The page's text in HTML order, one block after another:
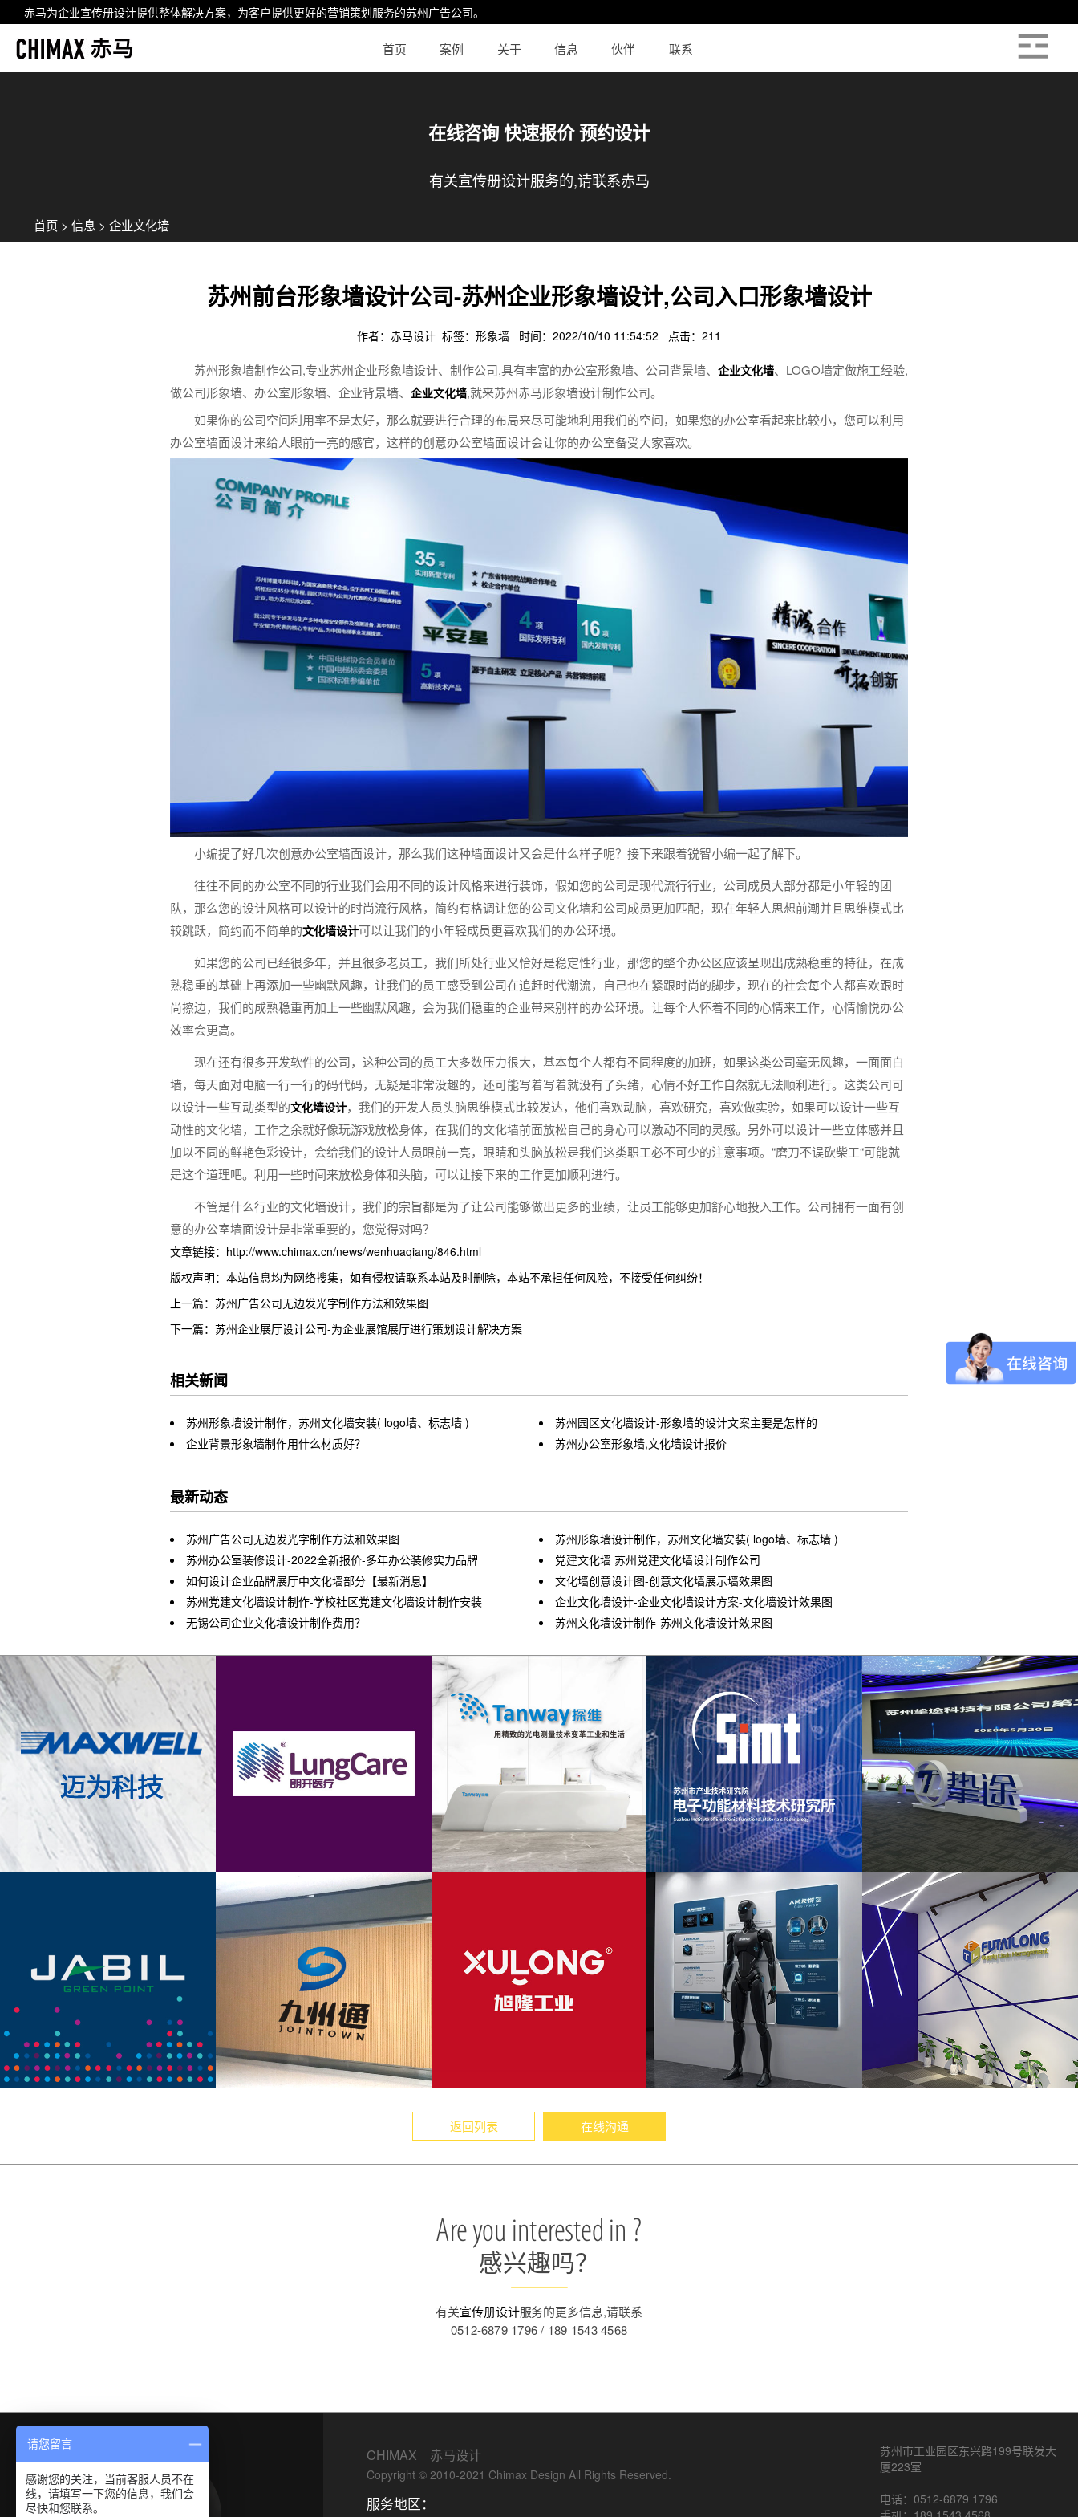
赤马为企业宣传册设计提供整体解决方案，为客户提供更好的营销策划服务的苏州广告公司。
首页 案例 关于 信息 伙伴 联系
在线咨询 快速报价 预约设计
有关宣传册设计服务的,请联系赤马
首页 > 信息 > 企业文化墙
苏州前台形象墙设计公司-苏州企业形象墙设计,公司入口形象墙设计
作者：赤马设计 标签： 形象墙 时间：2022/10/10 11:54:52 点击： 211
苏州形象墙制作公司,专业苏州企业形象墙设计、制作公司,具有丰富的办公室形象墙、公司背景墙、 企业文化墙、LOGO墙定做施工经验,
做公司形象墙、办公室形象墙、企业背景墙、 企业文化墙,就来苏州赤马形象墙设计制作公司。
如果你的公司空间利用率不是太好，那么就要进行合理的布局来尽可能地利用我们的空间，如果您的办公室看起来比较小，您可以利用
办公室墙面设计来给人眼前一亮的感官，这样的创意办公室墙面设计会让你的办公室备受大家喜欢。
小编提了好几次创意办公室墙面设计，那么我们这种墙面设计又会是什么样子呢？接下来跟着锐智小编一起了解下。
往往不同的办公室不同的行业我们会用不同的设计风格来进行装饰，假如您的公司是现代流行行业，公司成员大部分都是小年轻的团
队，那么您的设计风格可以设计的时尚流行风格，简约有格调让您的公司文化墙和公司成员更加匹配，现在年轻人思想前潮并且思维模式比
较跳跃，简约而不简单的文化墙设计可以让我们的小年轻成员更喜欢我们的办公环境。
如果您的公司已经很多年，并且很多老员工，我们所处行业又恰好是稳定性行业，那您的整个办公区应该呈现出成熟稳重的特征，在成
熟稳重的基础上再添加一些幽默风趣，让我们的员工感受到公司在追赶时代潮流，自己也在紧跟时尚的脚步，现在的社会每个人都喜欢跟时
尚擦边，我们的成熟稳重再加上一些幽默风趣，会为我们稳重的企业带来别样的办公环境。让每个人怀着不同的心情来工作，心情愉悦办公
效率会更高。
现在还有很多开发软件的公司，这种公司的员工大多数压力很大，基本每个人都有不同程度的加班，如果这类公司毫无风趣，一面面白
墙，每天面对电脑一行一行的码代码，无疑是非常没趣的，还可能写着写着就没有了头绪，心情不好工作自然就无法顺利进行。这类公司可
以设计一些互动类型的文化墙设计，我们的开发人员头脑思维模式比较发达，他们喜欢动脑，喜欢研究，喜欢做实验，如果可以设计一些互
动性的文化墙，工作之余就好像玩游戏放松身体，在我们的文化墙前面放松自己的身心可以激动不同的灵感。另外可以设计一些立体感并且
加以不同的鲜艳色彩设计，会给我们的设计人员眼前一亮，眼睛和头脑放松是我们这类职工必不可少的注意事项。“磨刀不误砍柴工“可能就
是这个道理吧。利用一些时间来放松身体和头脑，可以让接下来的工作更加顺利进行。
不管是什么行业的文化墙设计，我们的宗旨都是为了让公司能够做出更多的业绩，让员工能够更加舒心地投入工作。公司拥有一面有创
意的办公室墙面设计是非常重要的，您觉得对吗？
文章链接：http://www.chimax.cn/news/wenhuaqiang/846.html
版权声明：本站信息均为网络搜集，如有侵权请联系本站及时删除，本站不承担任何风险，不接受任何纠纷！
上一篇：苏州广告公司无边发光字制作方法和效果图
下一篇：苏州企业展厅设计公司-为企业展馆展厅进行策划设计解决方案
相关新闻
苏州形象墙设计制作，苏州文化墙安装( logo墙、标志墙 )
苏州园区文化墙设计-形象墙的设计文案主要是怎样的
企业背景形象墙制作用什么材质好？
苏州办公室形象墙,文化墙设计报价
最新动态
苏州广告公司无边发光字制作方法和效果图
苏州形象墙设计制作，苏州文化墙安装( logo墙、标志墙 )
苏州办公室装修设计-2022全新报价-多年办公装修实力品牌
党建文化墙 苏州党建文化墙设计制作公司
如何设计企业品牌展厅中文化墙部分【最新消息】
文化墙创意设计图-创意文化墙展示墙效果图
苏州党建文化墙设计制作-学校社区党建文化墙设计制作安装
企业文化墙设计-企业文化墙设计方案-文化墙设计效果图
无锡公司企业文化墙设计制作费用？
苏州文化墙设计制作-苏州文化墙设计效果图
返回列表 在线沟通
Are you interested in ?
感兴趣吗？
有关宣传册设计服务的更多信息,请联系
0512-6879 1796 / 189 1543 4568
CHIMAX 赤马设计
Copyright © 2010-2021 Chimax Design All Rights Reserved.
服务地区：
苏州市工业园区东兴路199号联发大
厦223室
电话：0512-6879 1796
请您留言
感谢您的关注，当前客服人员不在
线，请填写一下您的信息，我们会
尽快和您联系。